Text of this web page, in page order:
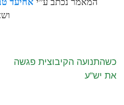
כשהתנועה הקיבוצית פגשה
את יש”ע